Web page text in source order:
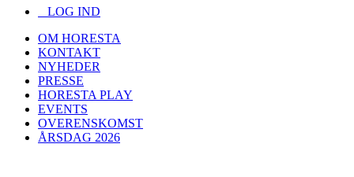
LOG IND
OM HORESTA
KONTAKT
NYHEDER
PRESSE
HORESTA PLAY
EVENTS
OVERENSKOMST
ÅRSDAG 2026